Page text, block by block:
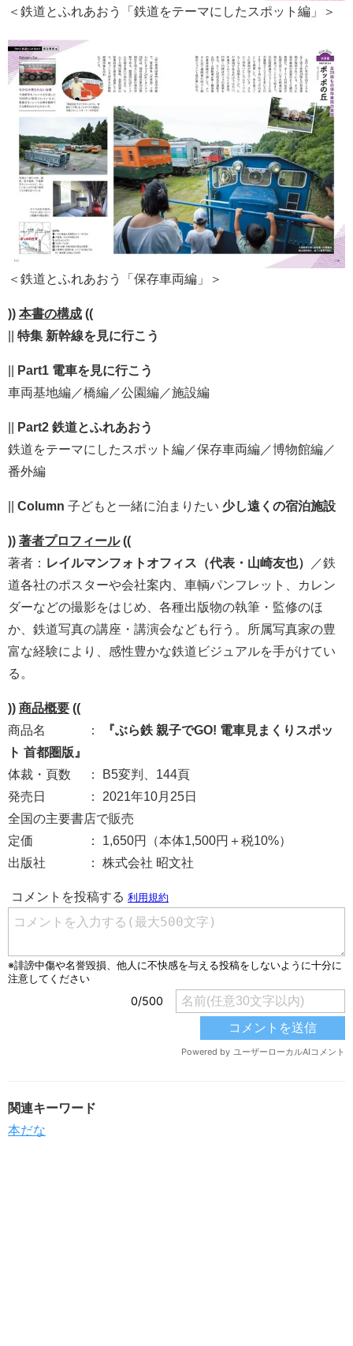
＜鉄道とふれあおう「鉄道をテーマにしたスポット編」＞
＜鉄道とふれあおう「保存車両編」＞
)) 本書の構成 ((
特集 新幹線を見に行こう
Part1 電車を見に行こう
車両基地編／橋編／公園編／施設編
Part2 鉄道とふれあおう
鉄道をテーマにしたスポット編／保存車両編／博物館編／
番外編
Column 子どもと一緒に泊まりたい 少し遠くの宿泊施設
)) 著者プロフィール((
著者： レイルマンフォトオフィス（代表・山崎友也）
／鉄
道各社のポスターや会社案内、車輌パンフレット、カレン
ダーなどの撮影をはじめ、各種出版物の執筆・監修のほ
か、鉄道写真の講座・講演会なども行う。所属写真家の豊
富な経験により、感性豊かな鉄道ビジュアルを手がけてい
る。
)) 商品概要 ((
商品名 ：
『ぶら鉄 親子でGO! 電車見まくりスポッ
ト 首都圏版』
体裁・頁数 ： B5変判、144頁
発売日 ： 2021年10月25日
全国の主要書店で販売
定価 ： 1,650円（本体1,500円＋税10%）
出版社 ： 株式会社 昭文社
関連キーワード
本だな